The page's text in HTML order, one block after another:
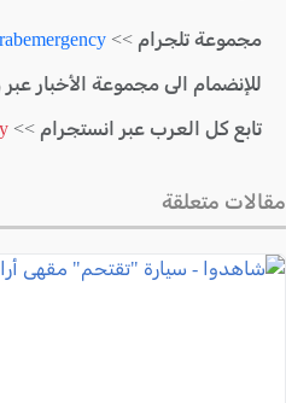
مجموعة تلجرام >>
للإنضمام الى مجموعة الأخبار
تابع كل العرب عبر انستجرام >>
مقالات متعلقة